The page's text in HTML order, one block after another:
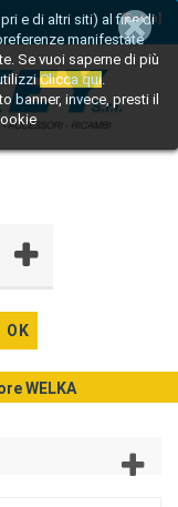
[Entra]
OK
e di altri siti) al fine di
manifestate
Se vuoi saperne di più
Clicca qui.
banner, invece, presti il
WELKA